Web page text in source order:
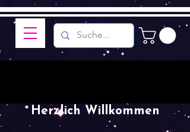
Herzlich Willkommen